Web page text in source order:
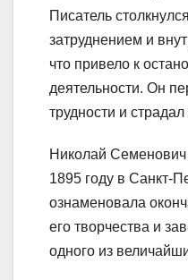
Писатель
затруднением и
что привело к
деятельности. Он
трудности и
Николай Семенович
1895 году в Санкт-
ознаменовала
его творчества и
одного из